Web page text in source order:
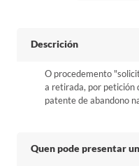
Descrición
O procedemento
a retirada, por petición
patente de abandono
Quen pode presentar